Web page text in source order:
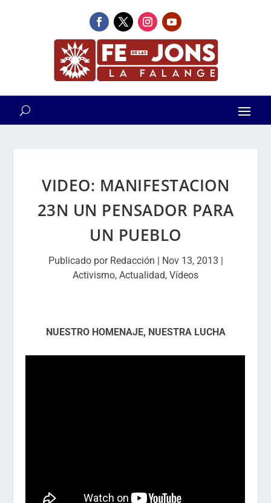
VIDEO: MANIFESTACION
23N UN PENSADOR PARA
UN PUEBLO
Publicado por Redacción | Nov 13, 2013 |
Activismo, Actualidad, Vídeos
NUESTRO HOMENAJE, NUESTRA LUCHA